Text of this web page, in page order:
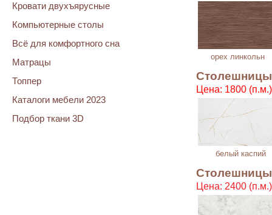
Кровати двухъярусные
Компьютерные столы
Всё для комфортного сна
Матрацы
Топпер
Каталоги мебели 2023
Подбор ткани 3D
орех линкольн
Цена: 1800 (п.м.)
белый каспий
Цена: 2400 (п.м.)